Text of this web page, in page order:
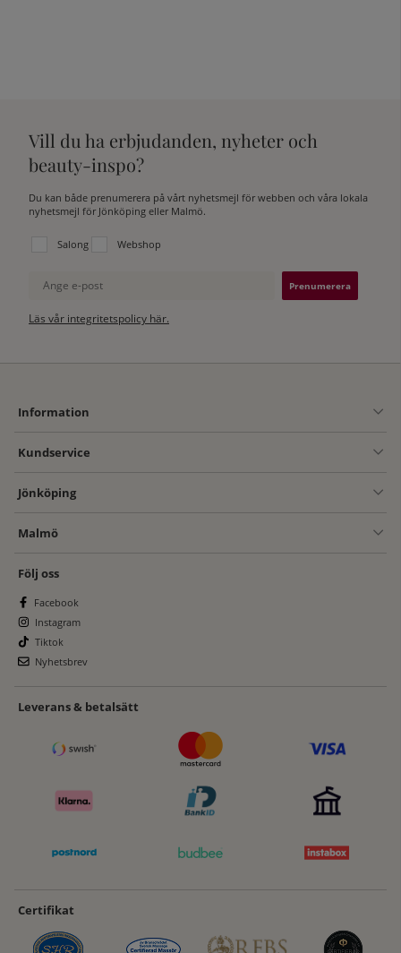
Vill du ha erbjudanden, nyheter och
beauty-inspo?
Du kan både prenumerera på vårt nyhetsmejl för webben och våra lokala
nyhetsmejl för Jönköping eller Malmö.
Välj vilken lista du vill prenumerera på:
Salong Webshop
Ange e-post
Läs vår integritetspolicy här.
Information
Kundservice
Jönköping
Malmö
Följ oss
Facebook
Instagram
Tiktok
Nyhetsbrev
Leverans & betalsätt
Certifikat